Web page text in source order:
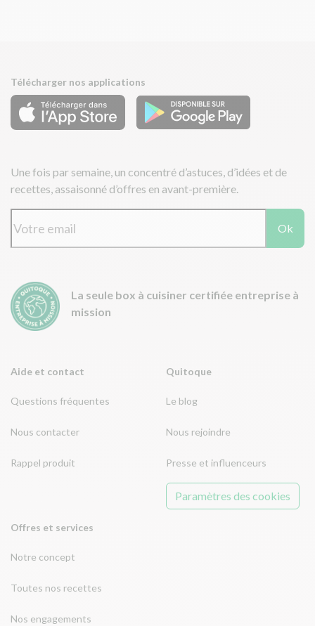
Aide et contact
Questions fréquentes
Nous contacter
Rappel produit
Offres et services
Notre concept
Toutes nos recettes
Nos engagements
Quitoque
Le blog
Nous rejoindre
Presse et influenceurs
Paramètres des cookies
Télécharger nos applications
Une fois par semaine, un concentré d’astuces, d’idées et de
recettes, assaisonné d’offres en avant-première.
Ok
La seule box à cuisiner certifiée entreprise à
mission